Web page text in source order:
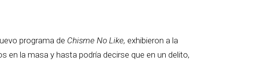
programa de Chisme No Like, exhibieron a la
en la masa y hasta podría decirse que en un delito,